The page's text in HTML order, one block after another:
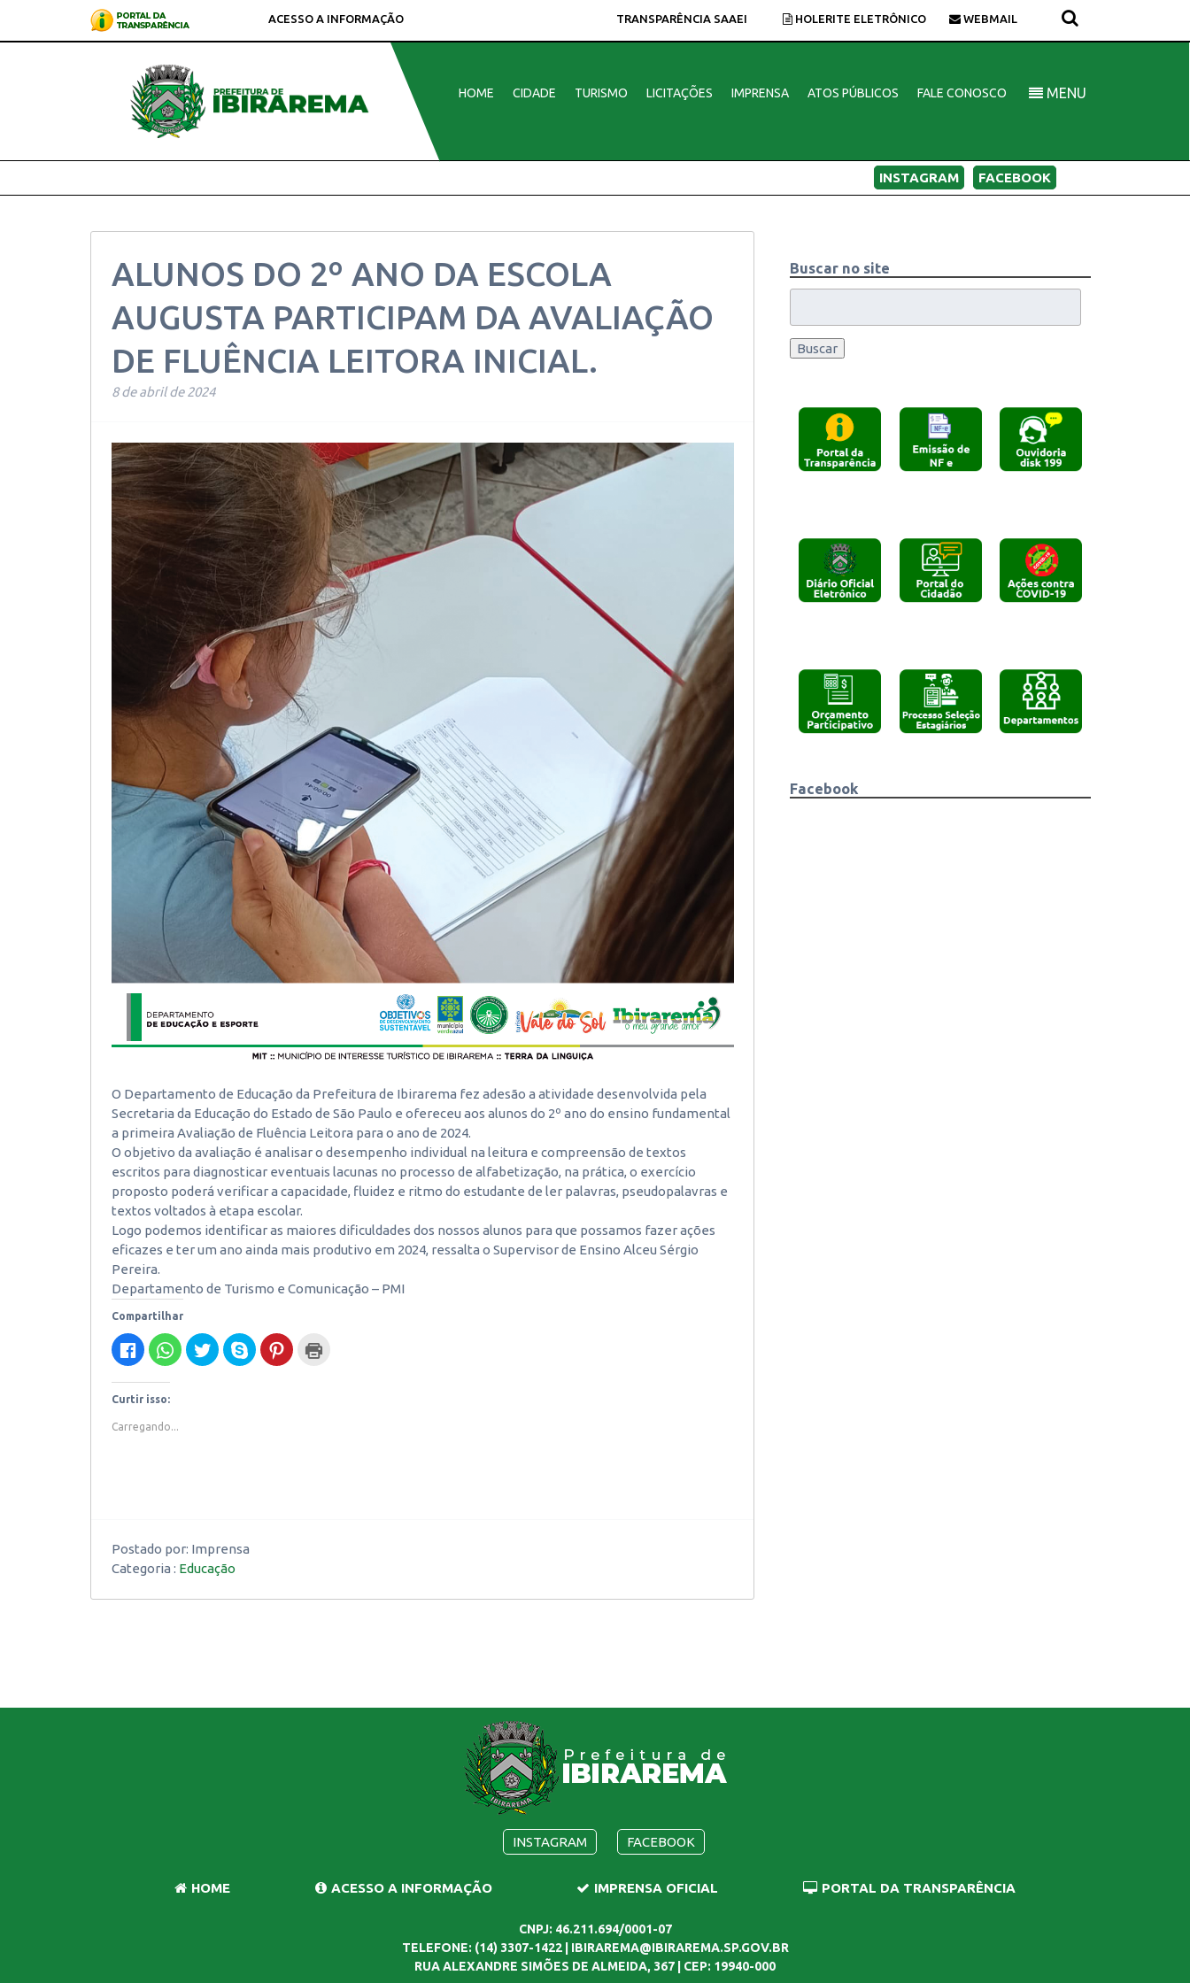
ACESSO A INFORMAÇÃO TRANSPARÊNCIA SAAEI HOLERITE ELETRÔNICO WEBMAIL
HOME CIDADE TURISMO LICITAÇÕES IMPRENSA ATOS PÚBLICOS FALE CONOSCO MENU
INSTAGRAM FACEBOOK
ALUNOS DO 2º ANO DA ESCOLA
AUGUSTA PARTICIPAM DA AVALIAÇÃO
DE FLUÊNCIA LEITORA INICIAL.
8 de abril de 2024
O Departamento de Educação da Prefeitura de Ibirarema fez adesão a atividade desenvolvida pela
Secretaria da Educação do Estado de São Paulo e ofereceu aos alunos do 2º ano do ensino fundamental
a primeira Avaliação de Fluência Leitora para o ano de 2024.
O objetivo da avaliação é analisar o desempenho individual na leitura e compreensão de textos
escritos para diagnosticar eventuais lacunas no processo de alfabetização, na prática, o exercício
proposto poderá verificar a capacidade, fluidez e ritmo do estudante de ler palavras, pseudopalavras e
textos voltados à etapa escolar.
Logo podemos identificar as maiores dificuldades dos nossos alunos para que possamos fazer ações
eficazes e ter um ano ainda mais produtivo em 2024, ressalta o Supervisor de Ensino Alceu Sérgio
Pereira.
Departamento de Turismo e Comunicação – PMI
Compartilhar
Clique
para
compartilhar
Facebook(abre
em
nova
janela)
Clique
para
compartilhar
Clique
para
compartilhar
Clique
para
compartilhar
Clique
para
compartilhar
Curtir isso:
Carregando...
Postado por: Imprensa
Categoria : Educação
Buscar no site
Buscar
Cliqeu aqui Cliqeu aqui Cliqeu aqui
Cliqeu aqui Cliqeu aqui Cliqeu aqui
Cliqeu aqui Cliqeu aqui Cliqeu aqui
Facebook
INSTAGRAM FACEBOOK
HOME ACESSO A INFORMAÇÃO IMPRENSA OFICIAL PORTAL DA TRANSPARÊNCIA
CNPJ: 46.211.694/0001-07
TELEFONE: (14) 3307-1422 | IBIRAREMA@IBIRAREMA.SP.GOV.BR
RUA ALEXANDRE SIMÕES DE ALMEIDA, 367 | CEP: 19940-000